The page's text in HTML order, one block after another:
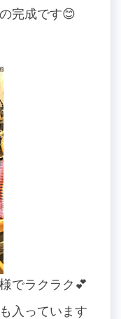
完成です😊
でラクラク💕
入っています